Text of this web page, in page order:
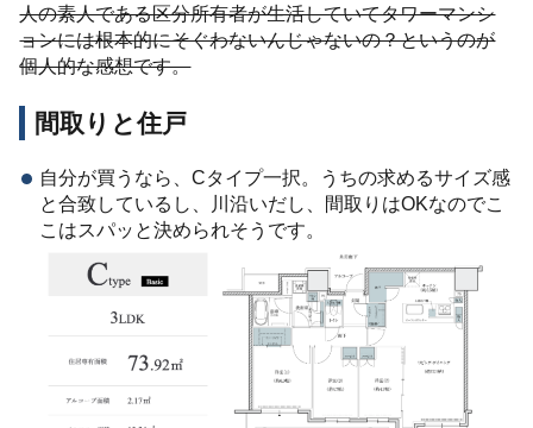
人の素人である区分所有者が生活していてタワーマンシ
ョンには根本的にそぐわないんじゃないの？というのが
個人的な感想です。
間取りと住戸
自分が買うなら、Cタイプ一択。うちの求めるサイズ感
と合致しているし、川沿いだし、間取りはOKなのでこ
こはスパッと決められそうです。